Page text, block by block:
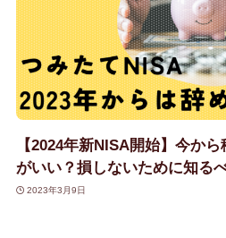
【2024年新NISA開始】今か
がいい？損しないために知る
2023年3月9日